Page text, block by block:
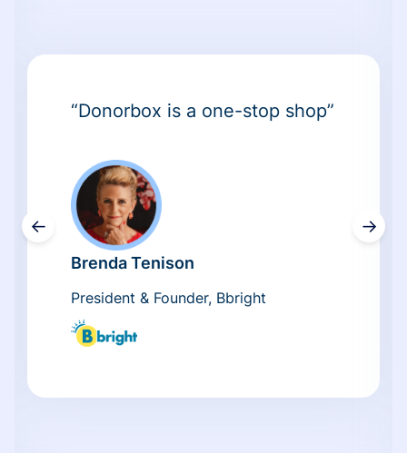
←
“Donorbox is a one-stop shop”
Brenda Tenison
President & Founder, Bbright
→